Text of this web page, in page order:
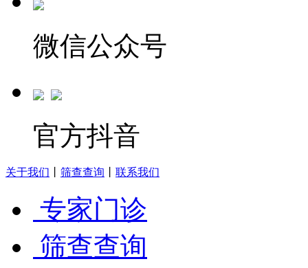
微信公众号
官方抖音
关于我们 筛查查询 联系我们
专家门诊
筛查查询